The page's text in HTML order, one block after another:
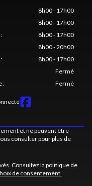
8h00 - 17h00
8h00 - 17h00
:
8h00 - 17h00
8h00 - 20h00
:
8h00 - 17h00
Fermé
: Fermé
et ne peuvent être
consulter pour plus de
Consultez la politique de
de consentement.